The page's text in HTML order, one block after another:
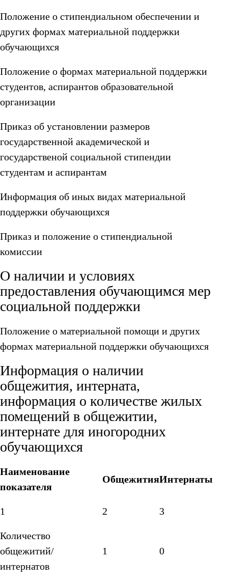
Положение о стипендиальном обеспечении и
других формах материальной поддержки
обучающихся
Положение о формах материальной поддержки
студентов, аспирантов образовательной
организации
Приказ об установлении размеров
государственной академической и
государственой социальной стипендии
студентам и аспирантам
Информация об иных видах материальной
поддержки обучающихся
Приказ и положение о стипендиальной
комиссии
О наличии и условиях
предоставления обучающимся мер
социальной поддержки
Положение о материальной помощи и других
формах материальной поддержки обучающихся
Информация о наличии
общежития, интерната,
информация о количестве жилых
помещений в общежитии,
интернате для иногородних
обучающихся
Наименование
показателя
ОбщежитияИнтернаты
1 2 3
Количество
общежитий/
интернатов
1 0